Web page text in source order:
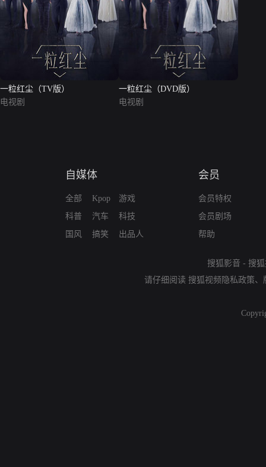
一粒红尘（TV版）
电视剧
一粒红尘（DVD版）
电视剧
自媒体
全部
科普
国风
Kpop
汽车
搞笑
游戏
科技
出品人
会员
会员特权
会员剧场
帮助
搜狐影音 - 搜
请仔细阅读 搜狐视频隐私政策、